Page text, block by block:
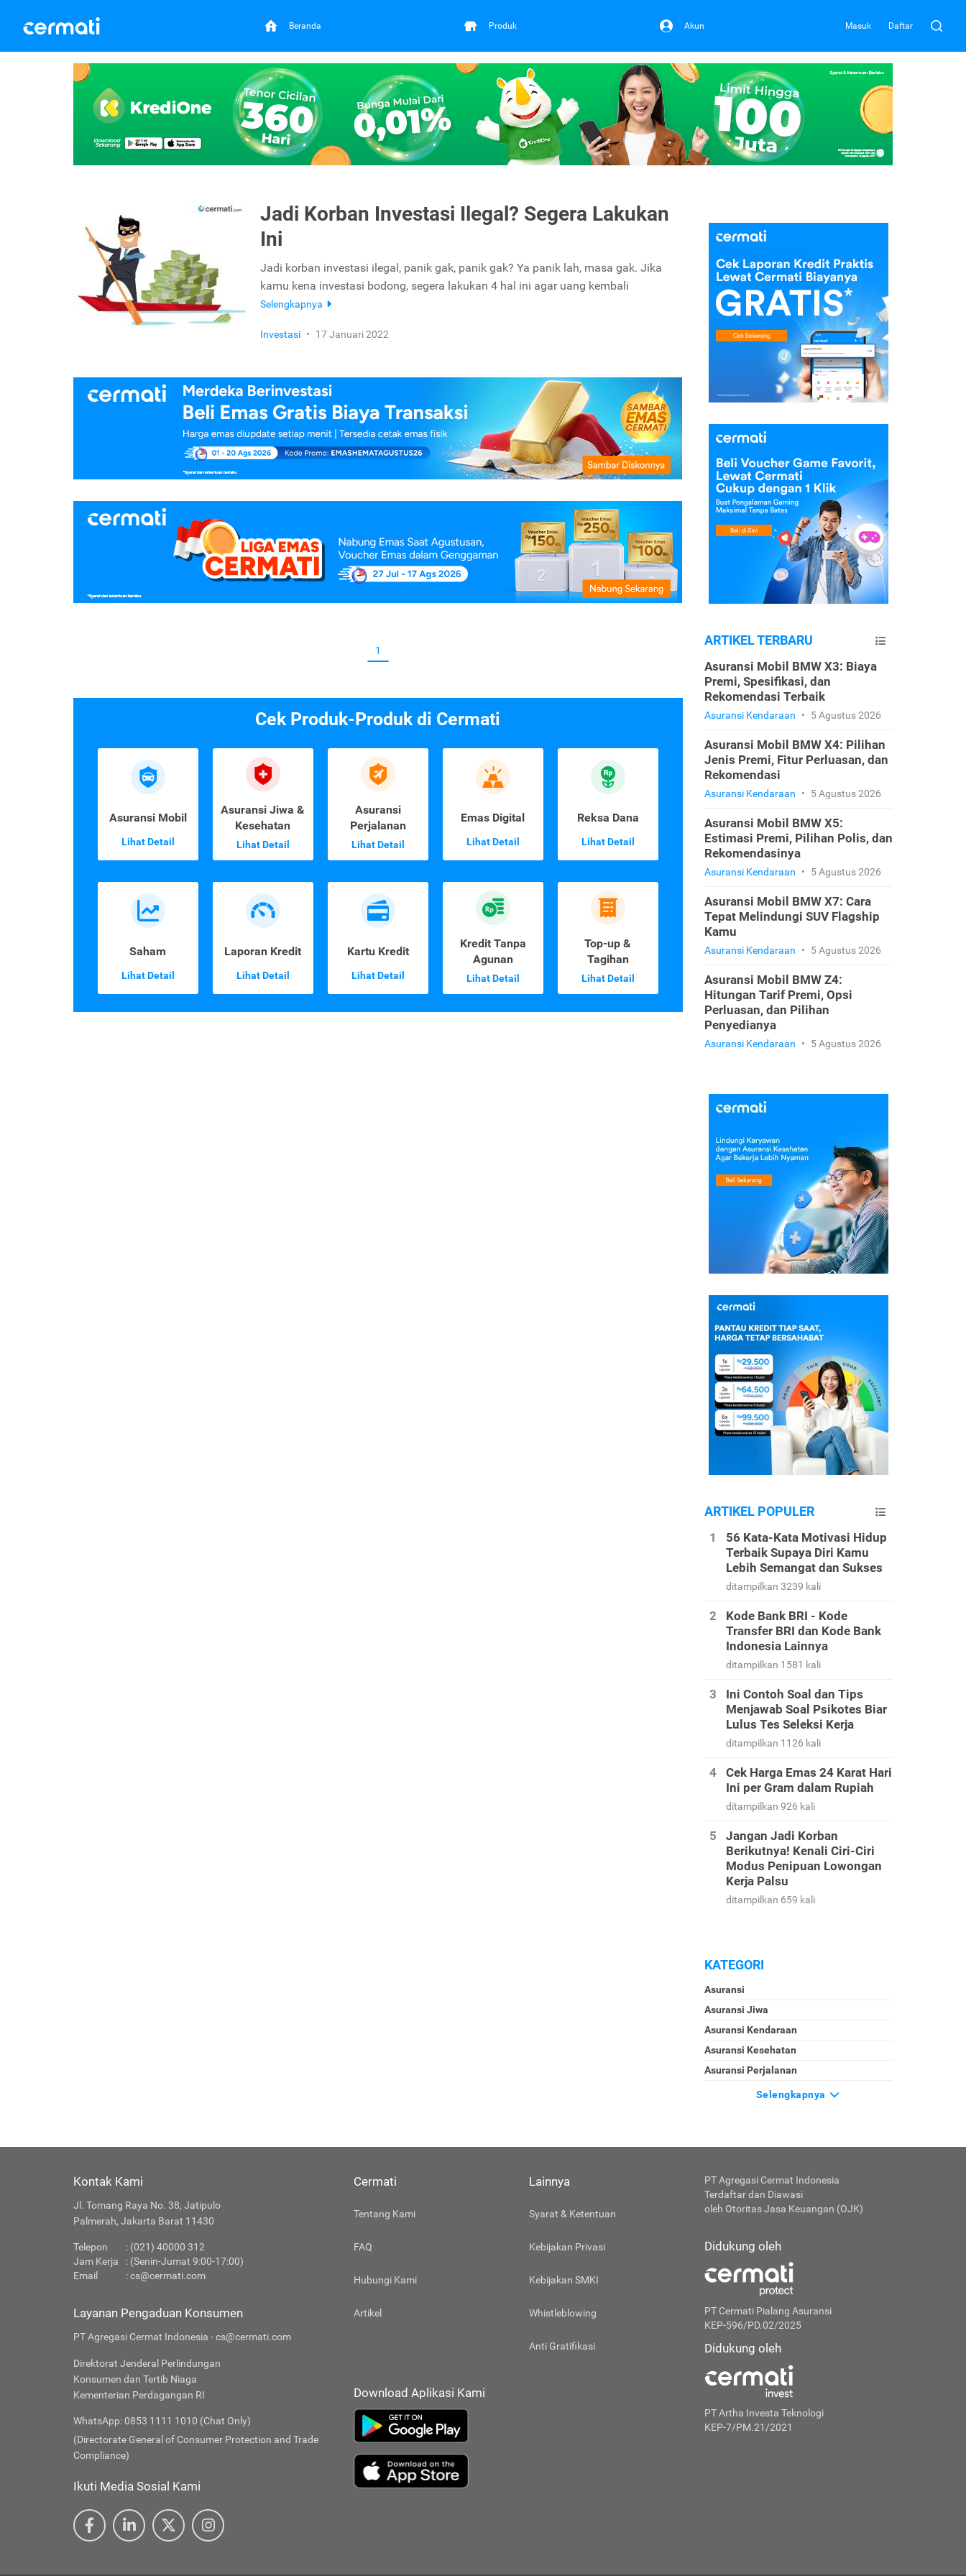
Beranda Produk Akun Masuk Daftar
Jadi Korban Investasi Ilegal? Segera Lakukan
Ini
Jadi korban investasi ilegal, panik gak, panik gak? Ya panik lah, masa gak. Jika
kamu kena investasi bodong, segera lakukan 4 hal ini agar uang kembali
Selengkapnya
Investasi • 17 Januari 2022
1
Cek Produk-Produk di Cermati
Asuransi Mobil
Lihat Detail
Asuransi Jiwa &
Kesehatan
Lihat Detail
Asuransi
Perjalanan
Lihat Detail
Emas Digital
Lihat Detail
Reksa Dana
Lihat Detail
Saham
Lihat Detail
Laporan Kredit
Lihat Detail
Kartu Kredit
Lihat Detail
Kredit Tanpa
Agunan
Lihat Detail
Top-up &
Tagihan
Lihat Detail
ARTIKEL TERBARU
Asuransi Mobil BMW X3: Biaya
Premi, Spesifikasi, dan
Rekomendasi Terbaik
Asuransi Kendaraan • 5 Agustus 2026
Asuransi Mobil BMW X4: Pilihan
Jenis Premi, Fitur Perluasan, dan
Rekomendasi
Asuransi Kendaraan • 5 Agustus 2026
Asuransi Mobil BMW X5:
Estimasi Premi, Pilihan Polis, dan
Rekomendasinya
Asuransi Kendaraan • 5 Agustus 2026
Asuransi Mobil BMW X7: Cara
Tepat Melindungi SUV Flagship
Kamu
Asuransi Kendaraan • 5 Agustus 2026
Asuransi Mobil BMW Z4:
Hitungan Tarif Premi, Opsi
Perluasan, dan Pilihan
Penyedianya
Asuransi Kendaraan • 5 Agustus 2026
ARTIKEL POPULER
56 Kata-Kata Motivasi Hidup
Terbaik Supaya Diri Kamu
Lebih Semangat dan Sukses
ditampilkan 3239 kali
Kode Bank BRI - Kode
Transfer BRI dan Kode Bank
Indonesia Lainnya
ditampilkan 1581 kali
Ini Contoh Soal dan Tips
Menjawab Soal Psikotes Biar
Lulus Tes Seleksi Kerja
ditampilkan 1126 kali
Cek Harga Emas 24 Karat Hari
Ini per Gram dalam Rupiah
ditampilkan 926 kali
Jangan Jadi Korban
Berikutnya! Kenali Ciri-Ciri
Modus Penipuan Lowongan
Kerja Palsu
ditampilkan 659 kali
KATEGORI
Asuransi
Asuransi Jiwa
Asuransi Kendaraan
Asuransi Kesehatan
Asuransi Perjalanan
Selengkapnya
Kontak Kami
Jl. Tomang Raya No. 38, Jatipulo
Palmerah, Jakarta Barat 11430
Telepon
: (021) 40000 312
Jam Kerja
: (Senin-Jumat 9:00-17:00)
Email
:cs@cermati.com
Layanan Pengaduan Konsumen
PT Agregasi Cermat Indonesia - cs@cermati.com
Direktorat Jenderal Perlindungan
Konsumen dan Tertib Niaga
Kementerian Perdagangan RI
WhatsApp: 0853 1111 1010 (Chat Only)
(Directorate General of Consumer Protection and Trade
Compliance)
Ikuti Media Sosial Kami
Cermati
Tentang Kami
FAQ
Hubungi Kami
Artikel
Lainnya
Syarat & Ketentuan
Kebijakan Privasi
Kebijakan SMKI
Whistleblowing
Anti Gratifikasi
Download Aplikasi Kami
PT Agregasi Cermat Indonesia
Terdaftar dan Diawasi
oleh Otoritas Jasa Keuangan (OJK)
Didukung oleh
PT Cermati Pialang Asuransi
KEP-596/PD.02/2025
Didukung oleh
PT Artha Investa Teknologi
KEP-7/PM.21/2021